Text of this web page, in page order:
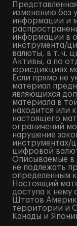
изменению без
информации и
информации в
инструмента/
валюты, в т. ч.
Активы, а по
юрисдикциях
Если прямо не
материал
являющихся
материала в
находится или
настоящего
ограничений
нарушение
инструментах/
цифровой
Описываемые в
не подлежать
определенным
Настоящий
доступа к
Штатов
территории и
Канады и